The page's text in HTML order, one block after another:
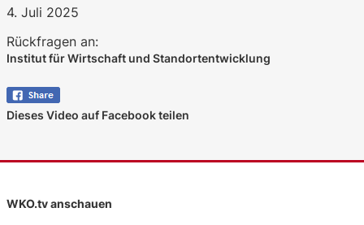
4. Juli 2025
Rückfragen an:
Institut für Wirtschaft und Standortentwicklung
Dieses Video auf Facebook teilen
WKO.tv anschauen